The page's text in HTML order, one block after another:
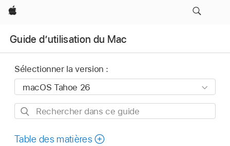
Apple
Guide d’utilisation du Mac
Sélectionner la version :
Rechercher
ce
Table des matières